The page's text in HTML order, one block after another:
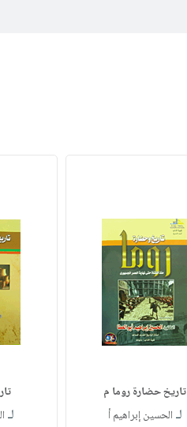
تاريخ حضارة روما م
لـ الحسين إبراهيم أ لـ